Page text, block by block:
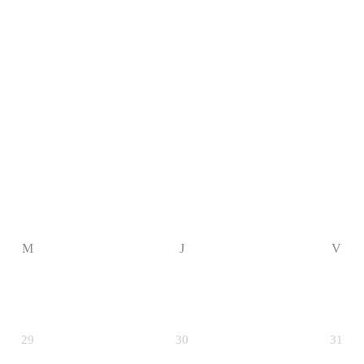
M J V
29 30 31